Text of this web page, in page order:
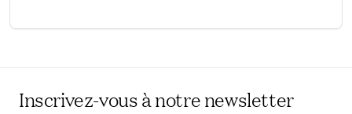
Inscrivez-vous à notre newsletter